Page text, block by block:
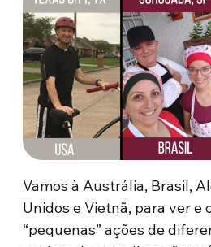
Vamos à Austrália, Brasil,
Unidos e Vietnã, para ver e
“pequenas” ações de